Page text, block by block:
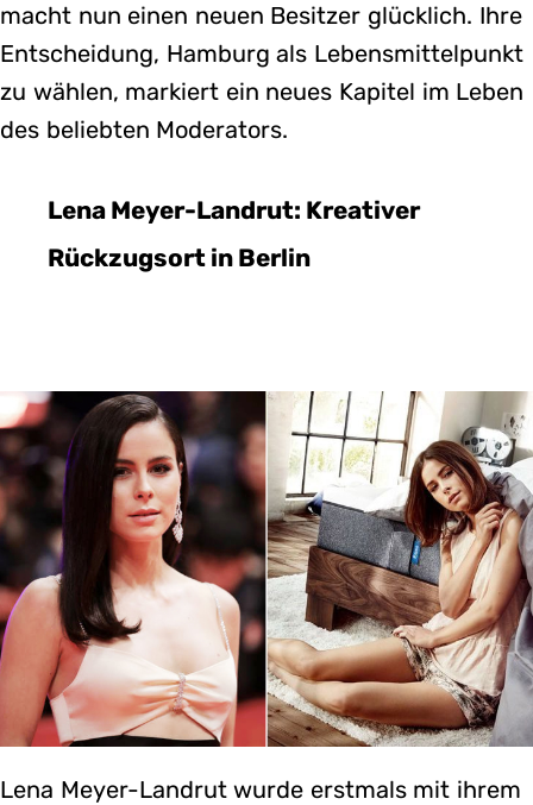
macht nun einen neuen Besitzer glücklich. Ihre
Entscheidung, Hamburg als Lebensmittelpunkt
zu wählen, markiert ein neues Kapitel im Leben
des beliebten Moderators.
Lena Meyer-Landrut: Kreativer
Rückzugsort in Berlin
Lena Meyer-Landrut wurde erstmals mit ihrem